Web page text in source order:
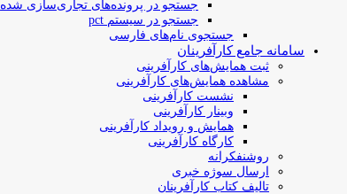
جستجو در پرونده‌های تجاری‌سازی شده
جستجو در سیستم pct
جستجوی نام‌های فارسی
سامانه جامع کارآفرینان
ثبت همایش‌های کارآفرینی
مشاهده همایش‌های کارآفرینی
نشست کارآفرینی
وبینار کارآفرینی
همایش و رویداد کارآفرینی
کارگاه کارآفرینی
روشنفکرانه
ارسال سوژه‌ خبری
تالیف کتاب کارآفرینان